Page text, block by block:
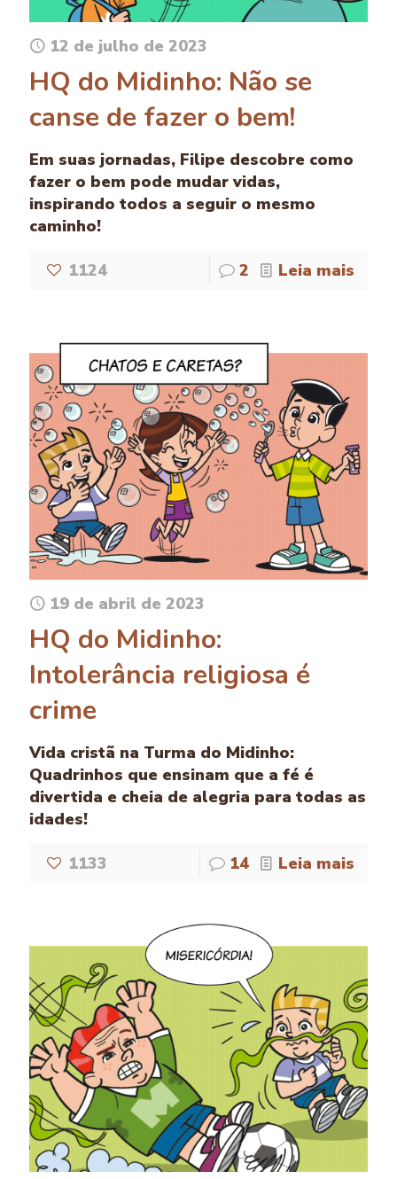
12 de julho de 2023
HQ do Midinho: Não se
canse de fazer o bem!
Em suas jornadas, Filipe descobre como
fazer o bem pode mudar vidas,
inspirando todos a seguir o mesmo
caminho!
1124 2 Leia mais
19 de abril de 2023
HQ do Midinho:
Intolerância religiosa é
crime
Vida cristã na Turma do Midinho:
Quadrinhos que ensinam que a fé é
divertida e cheia de alegria para todas as
idades!
1133 14 Leia mais